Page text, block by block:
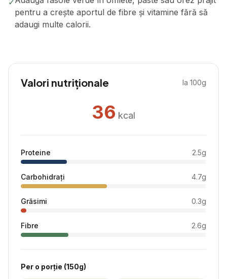
✓
pentru a crește aportul de fibre și vitamine fără să
adaugi multe calorii.
Valori nutriționale la 100g
36 kcal
Proteine 2.5g
Carbohidrați 4.7g
Grăsimi 0.3g
Fibre 2.6g
Per o porție (150g)